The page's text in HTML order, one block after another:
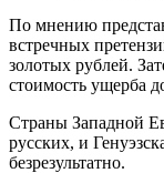
По мнению
встречных
золотых рублей.
стоимость ущерба
Страны Западной
русских, и
безрезультатно.